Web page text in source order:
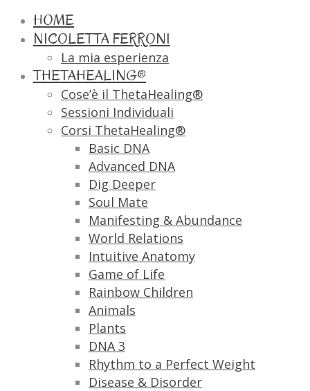
HOME
NICOLETTA FERRONI
La mia esperienza
THETAHEALING®
Cose’è il ThetaHealing®
Sessioni Individuali
Corsi ThetaHealing®
Basic DNA
Advanced DNA
Dig Deeper
Soul Mate
Manifesting & Abundance
World Relations
Intuitive Anatomy
Game of Life
Rainbow Children
Animals
Plants
DNA 3
Rhythm to a Perfect Weight
Disease & Disorder